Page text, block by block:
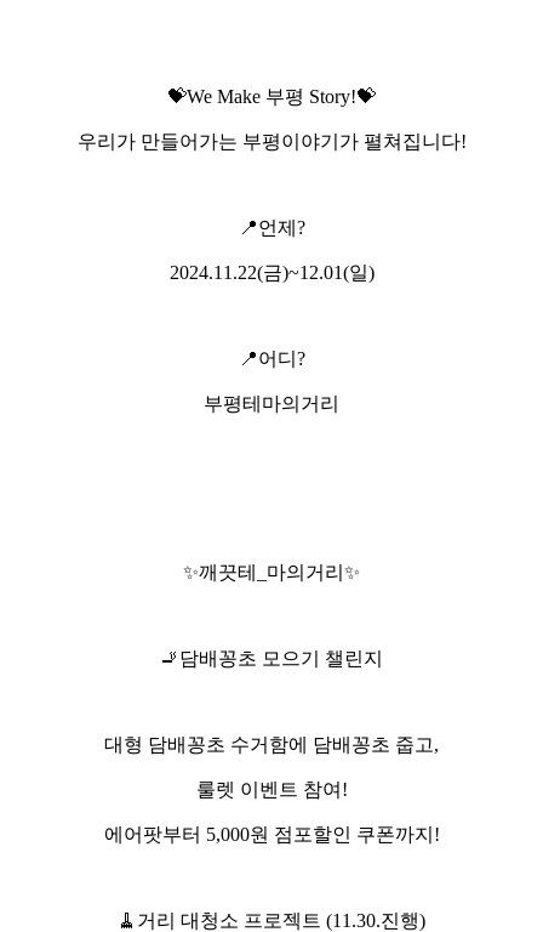
💝We Make 부평 Story!💝
우리가 만들어가는 부평이야기가 펼쳐집니다!
📍언제?
2024.11.22(금)~12.01(일)
📍어디?
부평테마의거리
✨깨끗테_마의거리 ✨
🚬 담배꽁초 모으기 챌린지
대형 담배꽁초 수거함에 담배꽁초 줍고,
룰렛 이벤트 참여!
에어팟부터 5,000원 점포할인 쿠폰까지!
🧹 거리 대청소 프로젝트 (11.30.진행)